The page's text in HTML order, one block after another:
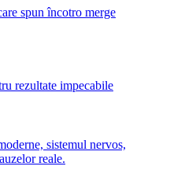
spun încotro merge
rezultate impecabile
sistemul nervos,
reale.